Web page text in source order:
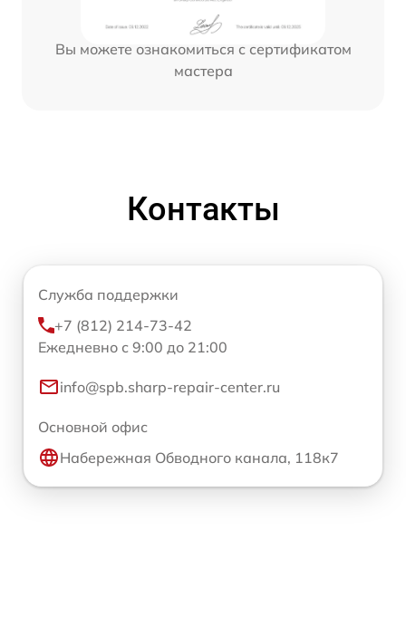
Вы можете ознакомиться с сертификатом
мастера
Контакты
Служба поддержки
+7 (812) 214-73-42
Ежедневно с 9:00 до 21:00
info@spb.sharp-repair-center.ru
Основной офис
Набережная Обводного канала, 118к7